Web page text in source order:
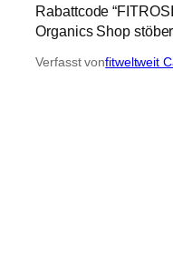
Rabattcode
Organics Shop
Verfasst vonfitweltweit